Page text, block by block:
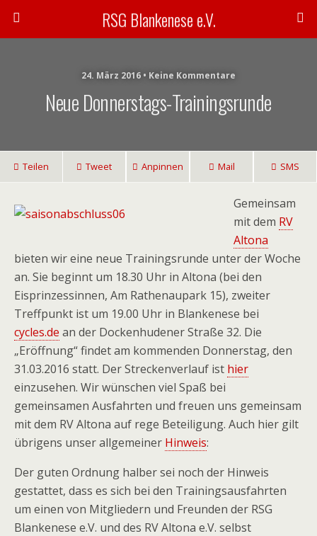
RSG Blankenese e.V.
24. März 2016 • Keine Kommentare
Neue Donnerstags-Trainingsrunde
Teilen Tweet Anpinnen Mail SMS
Gemeinsam
mit dem RV
Altona
bieten wir eine neue Trainingsrunde unter der Woche
an. Sie beginnt um 18.30 Uhr in Altona (bei den
Eisprinzessinnen, Am Rathenaupark 15), zweiter
Treffpunkt ist um 19.00 Uhr in Blankenese bei
cycles.de an der Dockenhudener Straße 32. Die
„Eröffnung“ findet am kommenden Donnerstag, den
31.03.2016 statt. Der Streckenverlauf ist hier
einzusehen. Wir wünschen viel Spaß bei
gemeinsamen Ausfahrten und freuen uns gemeinsam
mit dem RV Altona auf rege Beteiligung. Auch hier gilt
übrigens unser allgemeiner Hinweis:
Der guten Ordnung halber sei noch der Hinweis
gestattet, dass es sich bei den Trainingsausfahrten
um einen von Mitgliedern und Freunden der RSG
Blankenese e.V. und des RV Altona e.V. selbst